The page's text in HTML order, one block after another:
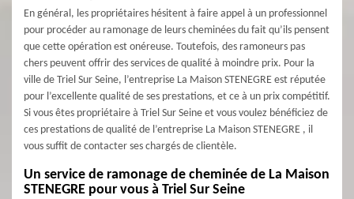
En général, les propriétaires hésitent à faire appel à un professionnel
pour procéder au ramonage de leurs cheminées du fait qu’ils pensent
que cette opération est onéreuse. Toutefois, des ramoneurs pas
chers peuvent offrir des services de qualité à moindre prix. Pour la
ville de Triel Sur Seine, l’entreprise La Maison STENEGRE est réputée
pour l’excellente qualité de ses prestations, et ce à un prix compétitif.
Si vous êtes propriétaire à Triel Sur Seine et vous voulez bénéficiez de
ces prestations de qualité de l’entreprise La Maison STENEGRE , il
vous suffit de contacter ses chargés de clientèle.
Un service de ramonage de cheminée de La Maison
STENEGRE pour vous à Triel Sur Seine